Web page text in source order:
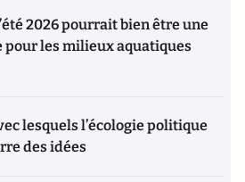
2026 pourrait bien être une
les milieux aquatiques
lesquels l’écologie politique
des idées